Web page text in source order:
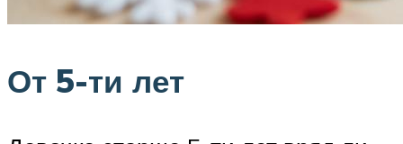
От 5-ти лет